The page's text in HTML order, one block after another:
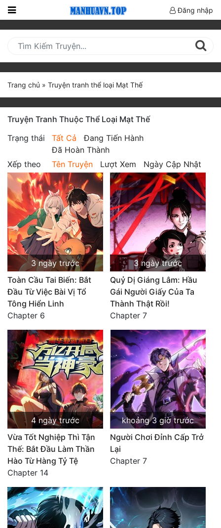
Nhật
(current)
BXH
Truyện HOT
Truyện Mới Ra
Hoàn Thành
Cổ Đại
Hiện đại
Huyền Huyễn
Hài Hước
Hàn Quốc
Hậu Cung
Hệ Thống
Kinh Dị
Lịch Sử
Mạt Thế
Ngôn Tình
Thanh xuân - Vườn trường
Truyện AI
Truyện Sáng Tác
Trùng Sinh
Đăng nhập
Trang chủ » Truyện tranh thể loại Mạt Thế
Truyện Tranh Thuộc Thể Loại Mạt Thế
Trạng thái
Tất Cả
Đang Tiến Hành
Đã Hoàn Thành
Xếp theo
Tên Truyện Lượt Xem Ngày Cập Nhật
3 ngày trước
Toàn Cầu Tai Biến: Bắt
Đầu Từ Việc Bài Vị Tổ
Tông Hiển Linh
Chapter 6
3 ngày trước
Quỷ Dị Giáng Lâm: Hầu
Gái Người Giấy Của Ta
Thành Thật Rồi!
Chapter 7
4 ngày trước
Vừa Tốt Nghiệp Thì Tận
Thế: Bắt Đầu Làm Thần
Hào Từ Hàng Tỷ Tệ
Chapter 14
khoảng 3 giờ trước
Người Chơi Đỉnh Cấp Trở
Lại
Chapter 7